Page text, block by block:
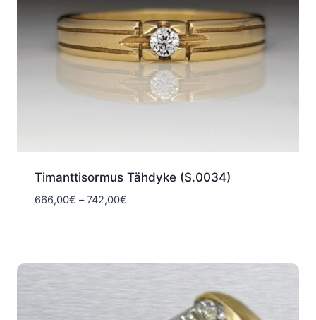
Timanttisormus Tähdyke (S.0034)
666,00€ – 742,00€Hintaluokka: